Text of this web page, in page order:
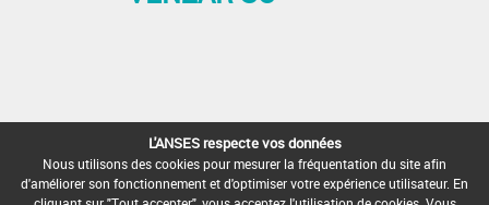
L'ANSES respecte vos données
Nous utilisons des cookies pour mesurer la fréquentation du site afin
d'améliorer son fonctionnement et d'optimiser votre expérience utilisateur. En